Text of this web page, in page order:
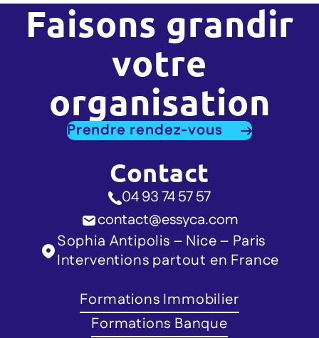
Faisons grandir
votre
organisation
Prendre rendez-vous
Contact
04 93 74 57 57
contact@essyca.com
Sophia Antipolis – Nice – Paris
Interventions partout en France
Formations Immobilier
Formations Banque